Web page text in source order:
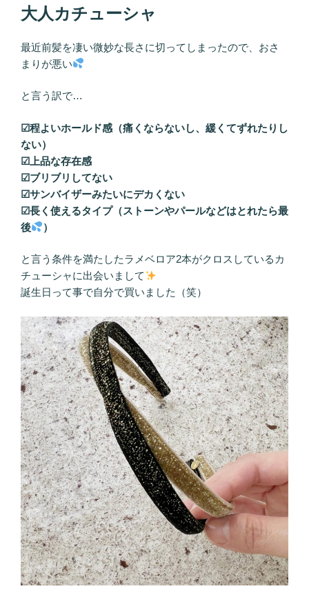
日:
大人カチューシャ
最近前髪を凄い微妙な長さに切ってしまったので、おさ
まりが悪い
と言う訳で…
☑︎程よいホールド感（痛くならないし、緩くてずれたりし
ない）
☑︎上品な存在感
☑︎ブリブリしてない
☑︎サンバイザーみたいにデカくない
☑︎長く使えるタイプ（ストーンやパールなどはとれたら最
後
）
と言う条件を満たしたラメベロア2本がクロスしているカ
チューシャに出会いまして
誕生日って事で自分で買いました（笑）